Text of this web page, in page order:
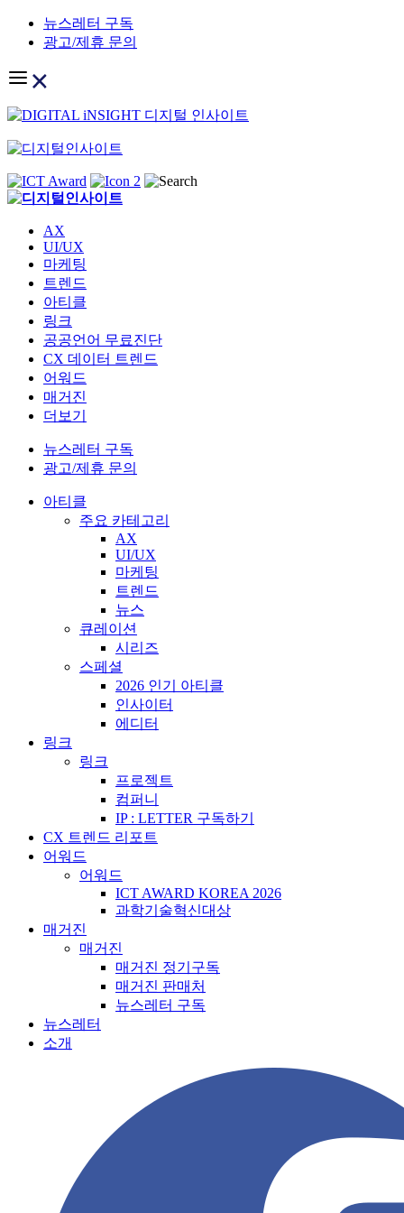
Skip
content
뉴스레터 구독
광고/제휴 문의
AX
UI/UX
마케팅
트렌드
아티클
링크
공공언어 무료진단
CX 데이터 트렌드
어워드
매거진
더보기
뉴스레터 구독
광고/제휴 문의
아티클
주요 카테고리
AX
UI/UX
마케팅
트렌드
뉴스
큐레이션
시리즈
스페셜
2026 인기 아티클
인사이터
에디터
링크
링크
프로젝트
컴퍼니
IP : LETTER 구독하기
CX 트렌드 리포트
어워드
어워드
ICT AWARD KOREA 2026
과학기술혁신대상
매거진
매거진
매거진 정기구독
매거진 판매처
뉴스레터 구독
뉴스레터
소개